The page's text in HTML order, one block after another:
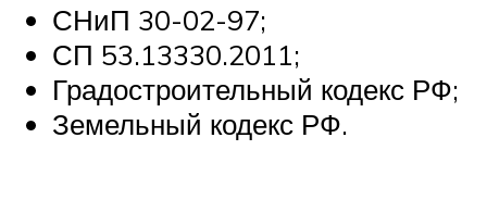
СНиП 30-02-97;
СП 53.13330.2011;
Градостроительный кодекс РФ;
Земельный кодекс РФ.